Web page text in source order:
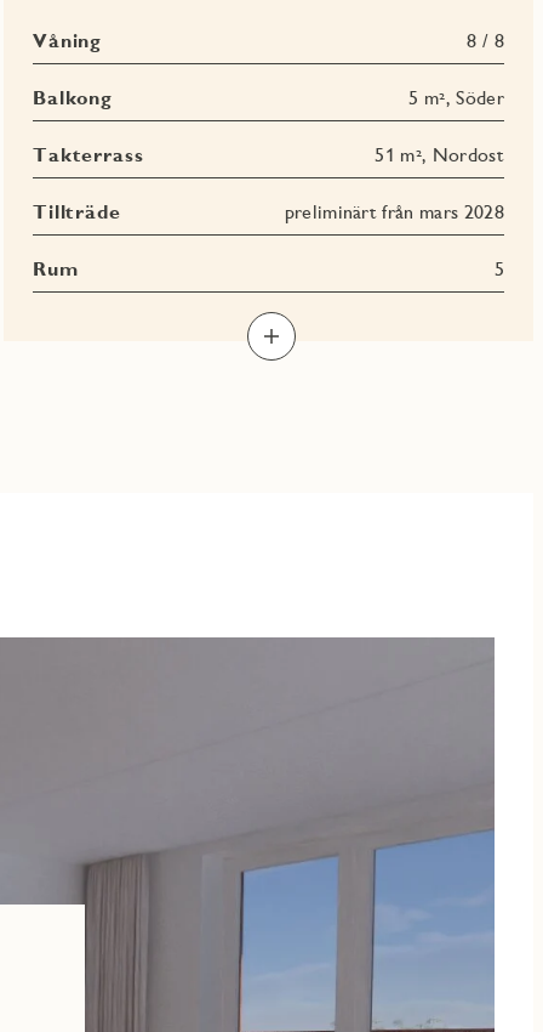
Våning 8 / 8
Balkong 5 m², Söder
Takterrass 51 m², Nordost
Tillträde preliminärt från mars 2028
Rum 5